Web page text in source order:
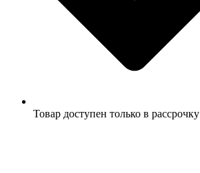
Товар доступен только в рассрочку